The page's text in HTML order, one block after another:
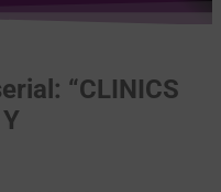
“CLINICS